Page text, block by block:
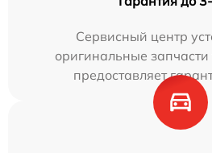
Сервисный центр
оригинальные
предоставляет